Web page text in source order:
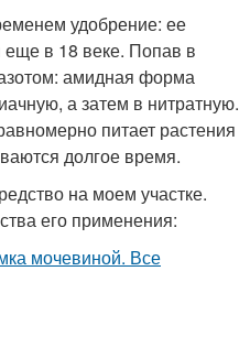
удобрение: ее
еще в 18 веке. Попав в
амидная форма
а затем в нитратную.
питает растения
долгое время.
на моем участке.
его применения: